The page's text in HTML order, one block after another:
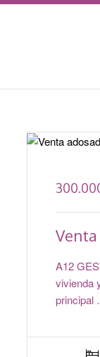
Venta
A12
vivienda
principal